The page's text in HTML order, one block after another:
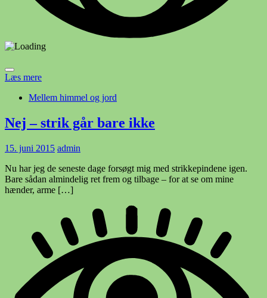
Læs mere
Mellem himmel og jord
Nej – strik går bare ikke
15. juni 2015 admin
Nu har jeg de seneste dage forsøgt mig med strikkepindene igen.
Bare sådan almindelig ret frem og tilbage – for at se om mine
hænder, arme […]